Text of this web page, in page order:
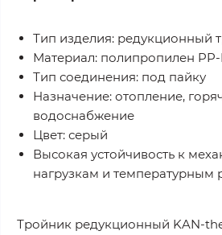
Тип изделия: редукционный
Материал: полипропилен PP-
Тип соединения: под пайку
Назначение: отопление,
водоснабжение
Цвет: серый
Высокая устойчивость к
нагрузкам и
Тройник редукционный KAN-